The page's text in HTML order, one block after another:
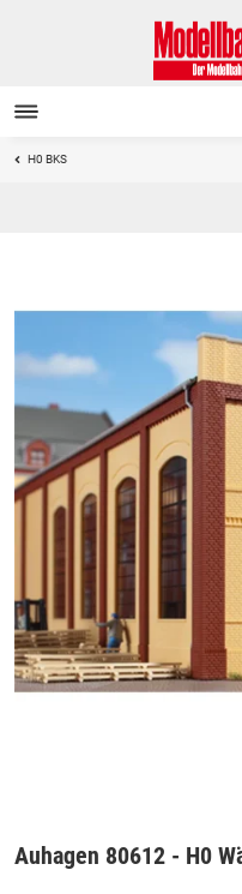
H0 BKS
Auhagen 80612 - H0